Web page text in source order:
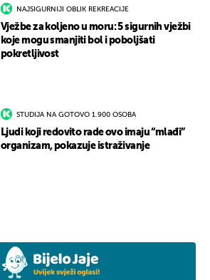
NAJSIGURNIJI OBLIK REKREACIJE
Vježbe za koljeno u moru: 5 sigurnih vježbi
koje mogu smanjiti bol i poboljšati
pokretljivost
STUDIJA NA GOTOVO 1.900 OSOBA
Ljudi koji redovito rade ovo imaju “mlađi”
organizam, pokazuje istraživanje